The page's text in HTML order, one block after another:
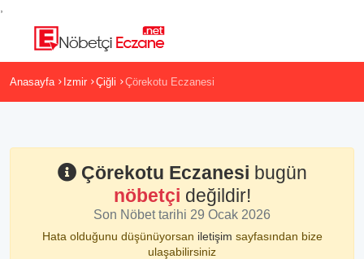
Anasayfa Izmir Çiğli Çörekotu Eczanesi
Çörekotu Eczanesi bugün
nöbetçi değildir!
Son Nöbet tarihi 29 Ocak 2026
Hata olduğunu düşünüyorsan iletişim sayfasından bize
ulaşabilirsiniz